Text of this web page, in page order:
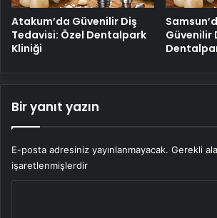
Atakum’da Güvenilir Diş
Tedavisi: Özel Dentalpark
Kliniği
Güvenilir
Bir yanıt yazın
E-posta adresiniz yayınlanmayacak. Gerekli
işaretlenmişlerdir